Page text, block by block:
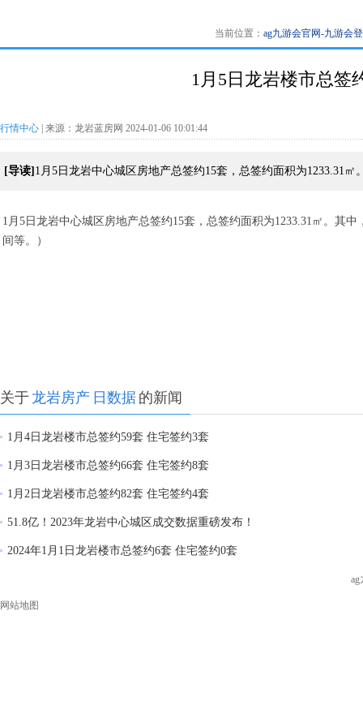
当前位置： ag九游会官网-九游会
1月5日龙岩楼市总签
行情中心 | 来源：龙岩蓝房网 2024-01-06 10:01:44
[导读] 1月5日龙岩中心城区房地产总签约15套，总签约面积为1233.31㎡
1月5日龙岩中心城区房地产总签约15套，总签约面积为1233.31㎡。 其中
间等。）
关于 龙岩房产 日数据 的新闻
1月4日龙岩楼市总签约59套 住宅签约3套
1月3日龙岩楼市总签约66套 住宅签约8套
1月2日龙岩楼市总签约82套 住宅签约4套
51.8亿！2023年龙岩中心城区成交数据重磅发布！
2024年1月1日龙岩楼市总签约6套 住宅签约0套
网站地图